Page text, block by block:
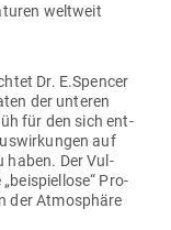
weltweit
Dr. E.Spencer
der unteren
für den sich ent­
auf
haben. Der Vul­
Pro­
der Atmo­sphäre